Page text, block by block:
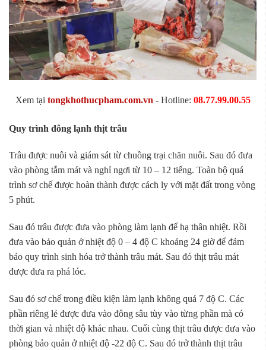
Xem tại tongkhothucpham.com.vn - Hotline: 08.77.99.00.55
Quy trình đông lạnh thịt trâu
Trâu được nuôi và giám sát từ chuồng trại chăn nuôi. Sau đó đưa
vào phòng tắm mát và nghỉ ngơi từ 10 – 12 tiếng. Toàn bộ quá
trình sơ chế được hoàn thành được cách ly với mặt đất trong vòng
5 phút.
Sau đó trâu được đưa vào phòng làm lạnh để hạ thân nhiệt. Rồi
đưa vào bảo quản ở nhiệt độ 0 – 4 độ C khoảng 24 giờ để đảm
bảo quy trình sinh hóa trở thành trâu mát. Sau đó thịt trâu mát
được đưa ra phá lóc.
Sau đó sơ chế trong điều kiện làm lạnh không quá 7 độ C. Các
phần riêng lẻ được đưa vào đông sâu tùy vào từng phần mà có
thời gian và nhiệt độ khác nhau. Cuối cùng thịt trâu được đưa vào
phòng bảo quản ở nhiệt độ -22 độ C. Sau đó trở thành thịt trâu